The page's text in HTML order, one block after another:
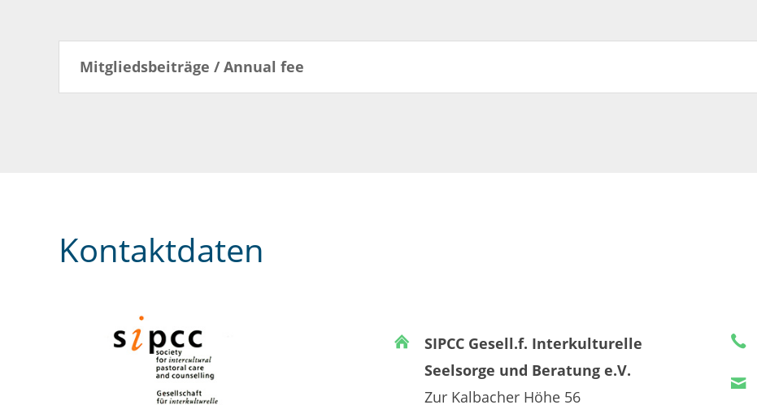
Mitgliedsbeiträge / Annual fee
Kontaktdaten
SIPCC Gesell.f. Interkulturelle
Seelsorge und Beratung e.V.
Zur Kalbacher Höhe 56